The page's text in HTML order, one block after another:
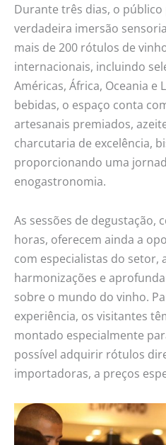
Durante três dias, o
verdadeira imersão
mais de 200 rótulos de
internacionais, incluindo
Américas, África, Oceania e
bebidas, o espaço conta
artesanais premiados,
charcutaria de excelência,
proporcionando uma
enogastronomia.
As sessões de degustação,
horas, oferecem ainda a
com especialistas do setor,
harmonizações e
sobre o mundo do vinho.
experiência, os visitantes
montado especialmente
possível adquirir rótulos
importadoras, a preços